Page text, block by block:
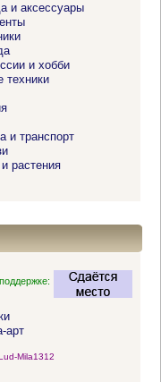
и аксессуары
и хобби
техники
и транспорт
растения
арт
Mila1312